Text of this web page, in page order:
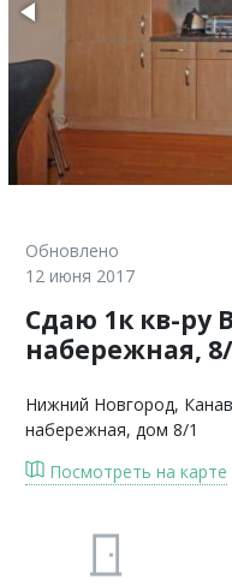
Обновлено
12 июня 2017
Сдаю 1к кв-ру
набережная,
Нижний Новгород,
набережная, дом 8/1
Посмотреть на карте